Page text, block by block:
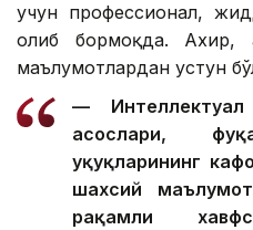
учун профессионал,
олиб бормоқда. Ахир,
маълумотлардан устун
—
асослари,
ҳуқуқларининг
шахсий
рақамли